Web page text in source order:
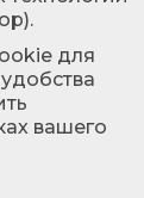
для
вашего